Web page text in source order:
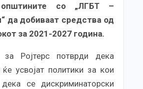
општините со „ЛГБТ –
да добиваат средства од
за 2021-2027 година.
Ројтерс потврди дека
усвојат политики за кои
се дискриминаторски